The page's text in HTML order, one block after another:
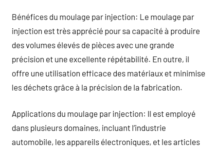
Bénéfices du moulage par injection: Le moulage par
injection est très apprécié pour sa capacité à produire
des volumes élevés de pièces avec une grande
précision et une excellente répétabilité. En outre, il
offre une utilisation efficace des matériaux et minimise
les déchets grâce à la précision de la fabrication.
Applications du moulage par injection: Il est employé
dans plusieurs domaines, incluant l’industrie
automobile, les appareils électroniques, et les articles